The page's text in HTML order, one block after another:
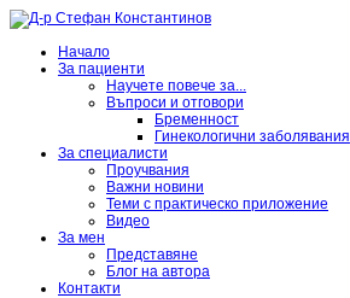
Начало
За пациенти
Научете повече за...
Въпроси и отговори
Бременност
Гинекологични заболявания
За специалисти
Проучвания
Важни новини
Теми с практическо приложение
Видео
За мен
Представяне
Блог на автора
Контакти